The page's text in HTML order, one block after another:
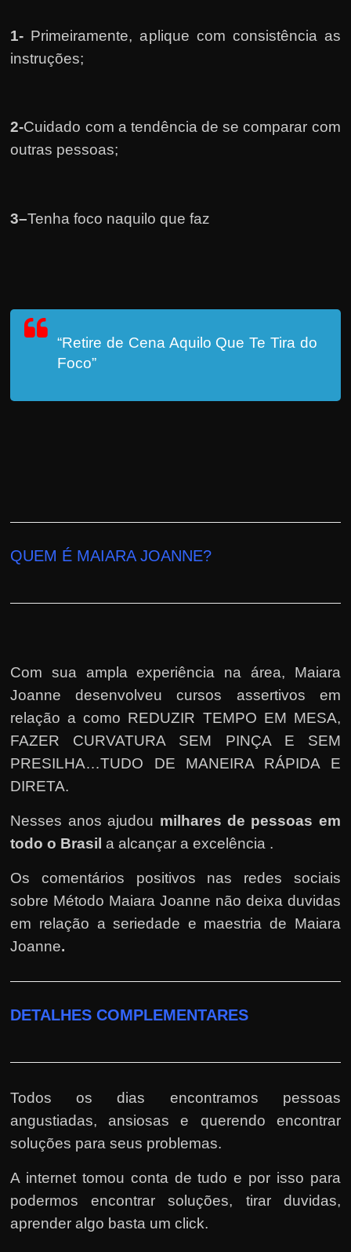
1- Primeiramente, aplique com consistência as
instruções;
2-Cuidado com a tendência de se comparar com
outras pessoas;
3–Tenha foco naquilo que faz
“Retire de Cena Aquilo Que Te Tira do
Foco”
QUEM É MAIARA JOANNE?
Com sua ampla experiência na área, Maiara
Joanne desenvolveu cursos assertivos em
relação a como REDUZIR TEMPO EM MESA,
FAZER CURVATURA SEM PINÇA E SEM
PRESILHA…TUDO DE MANEIRA RÁPIDA E
DIRETA.
Nesses anos ajudou milhares de pessoas em
todo o Brasil a alcançar a excelência .
Os comentários positivos nas redes sociais
sobre Método Maiara Joanne não deixa duvidas
em relação a seriedade e maestria de Maiara
Joanne.
DETALHES COMPLEMENTARES
Todos os dias encontramos pessoas
angustiadas, ansiosas e querendo encontrar
soluções para seus problemas.
A internet tomou conta de tudo e por isso para
podermos encontrar soluções, tirar duvidas,
aprender algo basta um click.